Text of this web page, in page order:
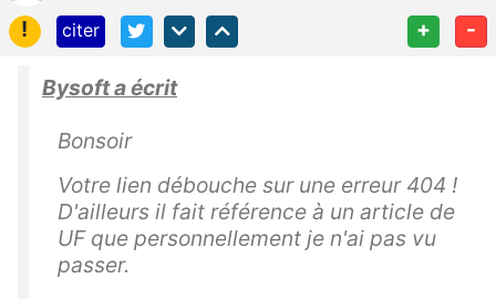
!
citer + -
Bysoft a écrit
Bonsoir
Votre lien débouche sur une erreur 404 !
D'ailleurs il fait référence à un article de
UF que personnellement je n'ai pas vu
passer.